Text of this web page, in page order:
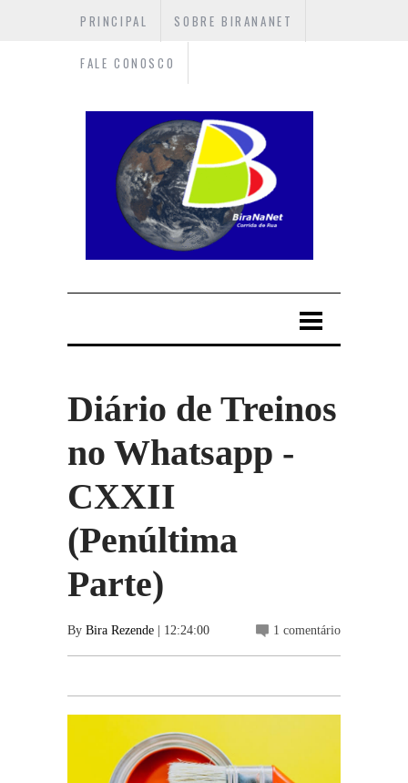
PRINCIPAL SOBRE BIRANANET
FALE CONOSCO
Diário de Treinos
no Whatsapp -
CXXII
(Penúltima
Parte)
By Bira Rezende | 12:24:00 1 comentário